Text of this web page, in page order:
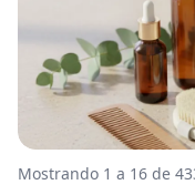
Mostrando 1 a 16 de